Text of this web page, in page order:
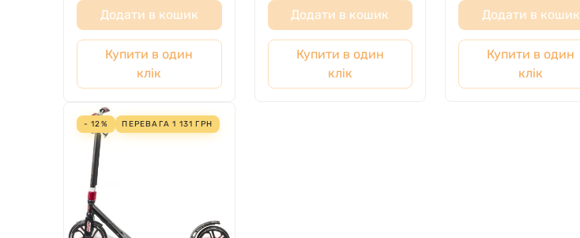
Додати в кошик
Купити в один
клік
Додати в кошик
Купити в один
клік
Додати в кошик
Купити в один
клік
- 12% ПЕРЕВАГА1 131 ГРН